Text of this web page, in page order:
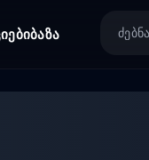
ბაზა